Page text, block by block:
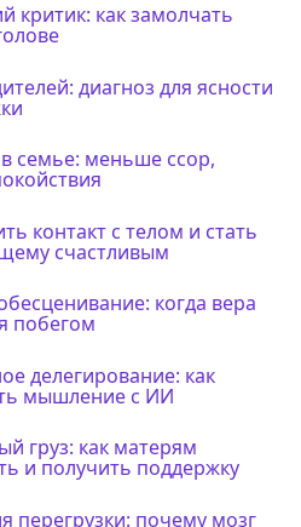
критик: как замолчать
диагноз для ясности
в семье: меньше ссор,
контакт с телом и стать
счастливым
когда вера
побегом
делегирование: как
мышление с ИИ
груз: как матерям
и получить поддержку
перегрузки: почему мозг